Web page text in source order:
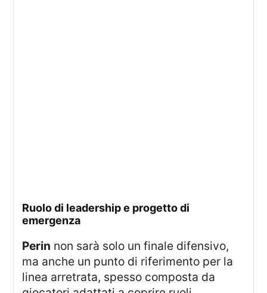
ruolo di leadership e progetto di
emergenza
Perin non sarà solo un finale difensivo,
ma anche un punto di riferimento per la
linea arretrata, spesso composta da